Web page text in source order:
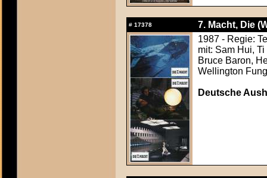
# 17378
7. Macht, Die
1987 - Regie:
mit: Sam Hui,
Bruce Baron,
Wellington
Deutsche